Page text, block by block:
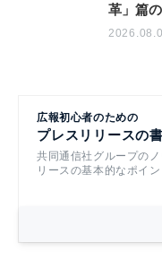
革」篇
広報初心者のための
プレスリリースの
共同通信社グループの
リースの基本的なポイン